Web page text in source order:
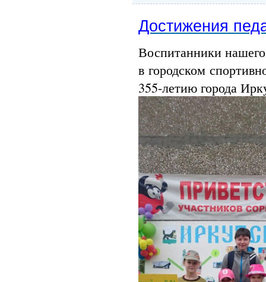
Достижения
Воспитанники нашего
в городском
355-летию города